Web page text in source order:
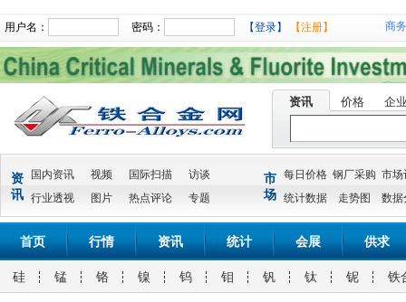
用户名： 密码： 【登录】 【注册】 商
资讯 价格 企
资
讯
国内资讯 视频 国际扫描
访谈
行业透视
图片 热点评论 专题
市
场
每日价格 钢厂采购 市场
统计数据
走势图 数据
首页 行情 资讯 统计 会展 供求
硅 锰 铬 镍 钨 钼 钒 钛 铌 铁